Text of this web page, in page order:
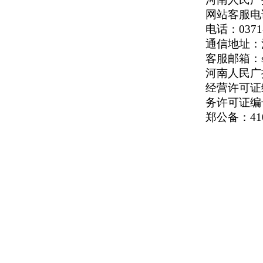
网站客服
电话：
通信地址：
客服邮箱：
河南人民
经营许可
务许可证
郑公备：